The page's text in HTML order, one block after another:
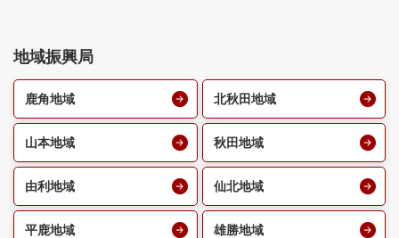
地域振興局
鹿角地域 北秋田地域
山本地域 秋田地域
由利地域 仙北地域
平鹿地域 雄勝地域